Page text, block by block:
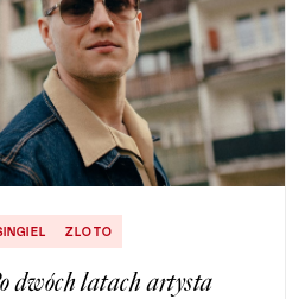
ZLOTO
dwóch latach artysta